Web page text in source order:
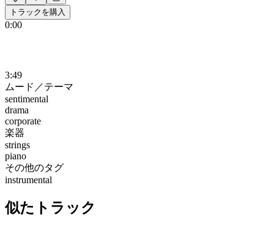
トラックを購入
0:00
3:49
ムード／テーマ
sentimental
drama
corporate
楽器
strings
piano
その他のタグ
instrumental
似たトラック